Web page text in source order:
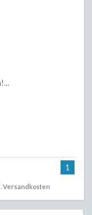
1
Versandkosten